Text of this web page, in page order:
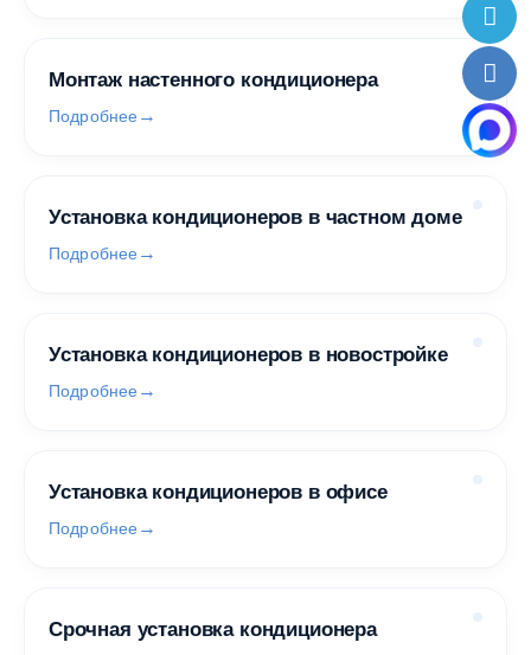
Монтаж настенного кондиционера
Подробнее
Установка кондиционеров в частном доме
Подробнее
Установка кондиционеров в новостройке
Подробнее
Установка кондиционеров в офисе
Подробнее
Срочная установка кондиционера